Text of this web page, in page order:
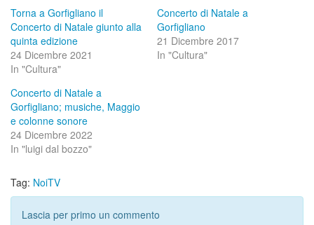
Torna a Gorfigliano il
Concerto di Natale giunto alla
quinta edizione
24 Dicembre 2021
In "Cultura"
Concerto di Natale a
Gorfigliano
21 Dicembre 2017
In "Cultura"
Concerto di Natale a
Gorfigliano; musiche, Maggio
e colonne sonore
24 Dicembre 2022
In "luigi dal bozzo"
Tag: NoiTV
Lascia per primo un commento